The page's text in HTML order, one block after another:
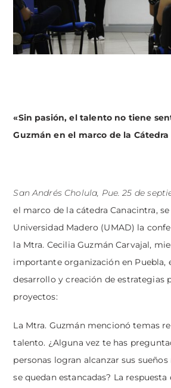
«Sin pasión, el talento no tiene
Guzmán en el marco de la Cátedra
San Andrés Cholula, Pue. 25 de
el marco de la cátedra Canacintra,
Universidad Madero (UMAD) la
la Mtra. Cecilia Guzmán Carvajal,
importante organización en Puebla,
desarrollo y creación de estrategias
proyectos:
La Mtra. Guzmán mencionó temas
talento. ¿Alguna vez te has
personas logran alcanzar sus
se quedan estancadas? La respuesta